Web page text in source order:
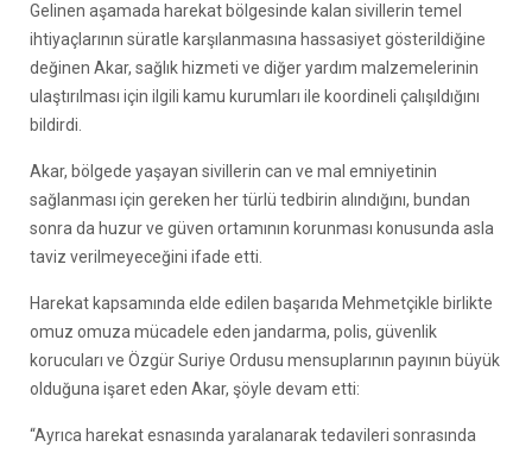
Gelinen aşamada harekat bölgesinde kalan sivillerin temel
ihtiyaçlarının süratle karşılanmasına hassasiyet gösterildiğine
değinen Akar, sağlık hizmeti ve diğer yardım malzemelerinin
ulaştırılması için ilgili kamu kurumları ile koordineli çalışıldığını
bildirdi.
Akar, bölgede yaşayan sivillerin can ve mal emniyetinin
sağlanması için gereken her türlü tedbirin alındığını, bundan
sonra da huzur ve güven ortamının korunması konusunda asla
taviz verilmeyeceğini ifade etti.
Harekat kapsamında elde edilen başarıda Mehmetçikle birlikte
omuz omuza mücadele eden jandarma, polis, güvenlik
korucuları ve Özgür Suriye Ordusu mensuplarının payının büyük
olduğuna işaret eden Akar, şöyle devam etti:
“Ayrıca harekat esnasında yaralanarak tedavileri sonrasında